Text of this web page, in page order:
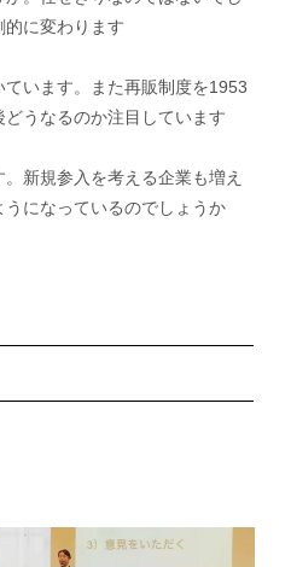
的に変わります
います。また再販制度を1953
うなるのか注目しています
新規参入を考える企業も増え
になっているのでしょうか